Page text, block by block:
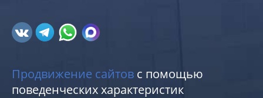
Продвижение сайтов с помощью
поведенческих характеристик